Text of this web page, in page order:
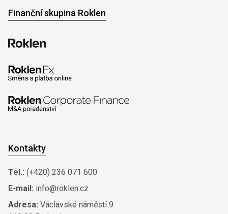
Finanční skupina Roklen
Kontakty
Tel.: (+420) 236 071 600
E-mail: info@roklen.cz
Adresa: Václavské náměstí 9